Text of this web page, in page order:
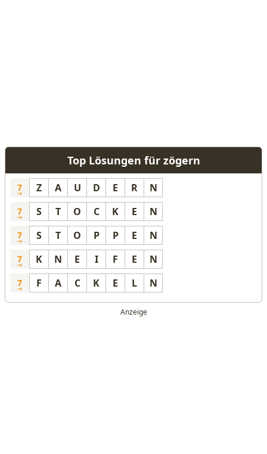
Top Lösungen für zögern
7 Z A U D E R N
7 S T O C K E N
7 S T O P P E N
7 K N E I F E N
7 F A C K E L N